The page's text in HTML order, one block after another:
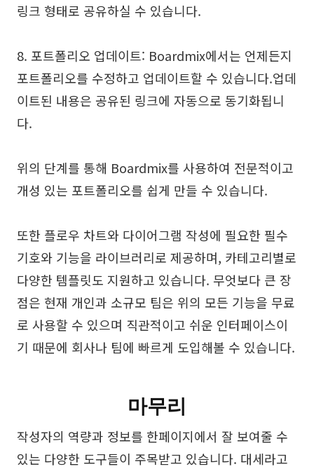
링크 형태로 공유하실 수 있습니다.
8. 포트폴리오 업데이트: Boardmix에서는 언제든지
포트폴리오를 수정하고 업데이트할 수 있습니다.업데
이트된 내용은 공유된 링크에 자동으로 동기화됩니
다.
위의 단계를 통해 Boardmix를 사용하여 전문적이고
개성 있는 포트폴리오를 쉽게 만들 수 있습니다.
또한 플로우 차트와 다이어그램 작성에 필요한 필수
기호와 기능을 라이브러리로 제공하며, 카테고리별로
다양한 템플릿도 지원하고 있습니다. 무엇보다 큰 장
점은 현재 개인과 소규모 팀은 위의 모든 기능을 무료
로 사용할 수 있으며 직관적이고 쉬운 인터페이스이
기 때문에 회사나 팀에 빠르게 도입해볼 수 있습니다.
마무리
작성자의 역량과 정보를 한페이지에서 잘 보여줄 수
있는 다양한 도구들이 주목받고 있습니다. 대세라고